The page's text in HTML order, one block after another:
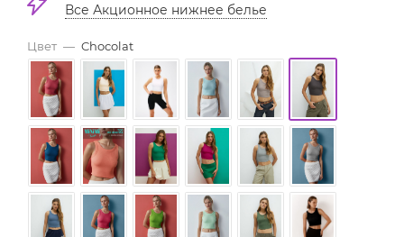
Все Акционное нижнее белье
Цвет — Chocolat